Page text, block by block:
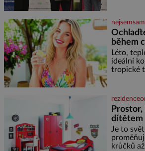
během
Léto,
ideální
tropické
dyž se
kůži,
nebo
ne
blízkosti.
Pokud
dítětem
Je to
krůčků